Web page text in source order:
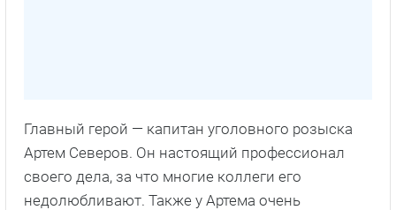
Главный герой — капитан уголовного розыска
Артем Северов. Он настоящий профессионал
своего дела, за что многие коллеги его
недолюбливают. Также у Артема очень